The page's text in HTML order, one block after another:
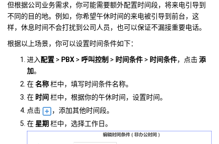
但根据公司业务需求，你可能需要额外配置时间段，将来电引导到
不同的目的地。例如，你希望午休时间的来电被引导到前台，这
样，休息时间不会打扰到公司人员，也可以保证不漏接重要电话。
根据以上场景，你可以设置时间条件如下：
进入配置 > PBX > 呼叫控制 > 时间条件 > 时间条件，点击添
加。
在名称栏中，填写时间条件名称。
在 时间 栏中，根据你的午休时间，设置时间。
点击
，添加其他时间段。
在星期 栏中，选择工作日。